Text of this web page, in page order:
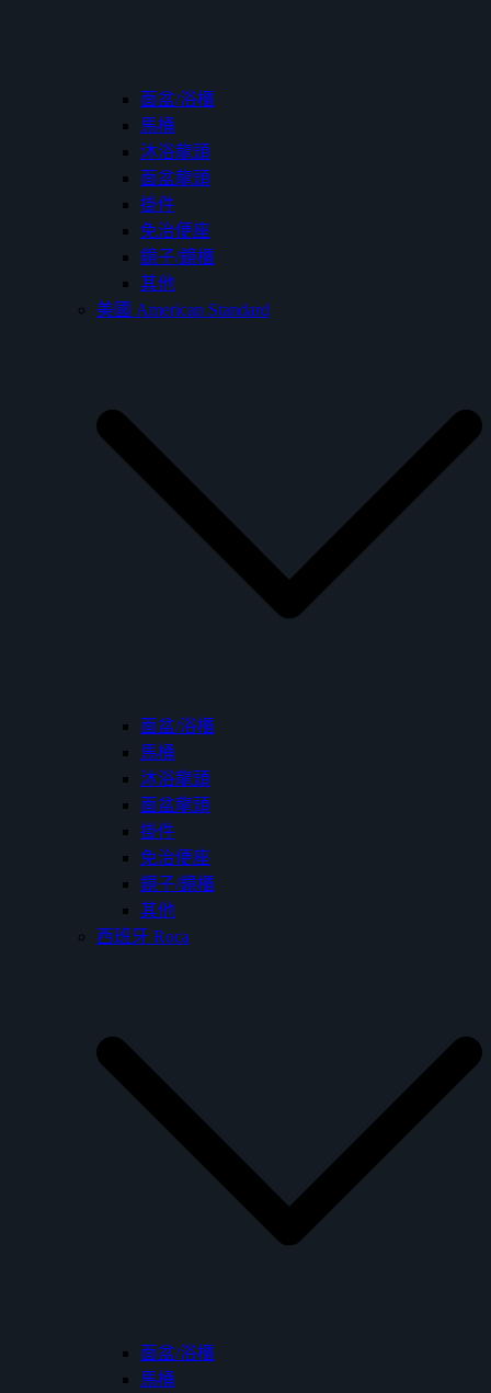
面盆/浴櫃
馬桶
沐浴龍頭
面盆龍頭
掛件
免治便座
鏡子/鏡櫃
其他
美國 American Standard
面盆/浴櫃
馬桶
沐浴龍頭
面盆龍頭
掛件
免治便座
鏡子/鏡櫃
其他
西班牙 Roca
面盆/浴櫃
馬桶